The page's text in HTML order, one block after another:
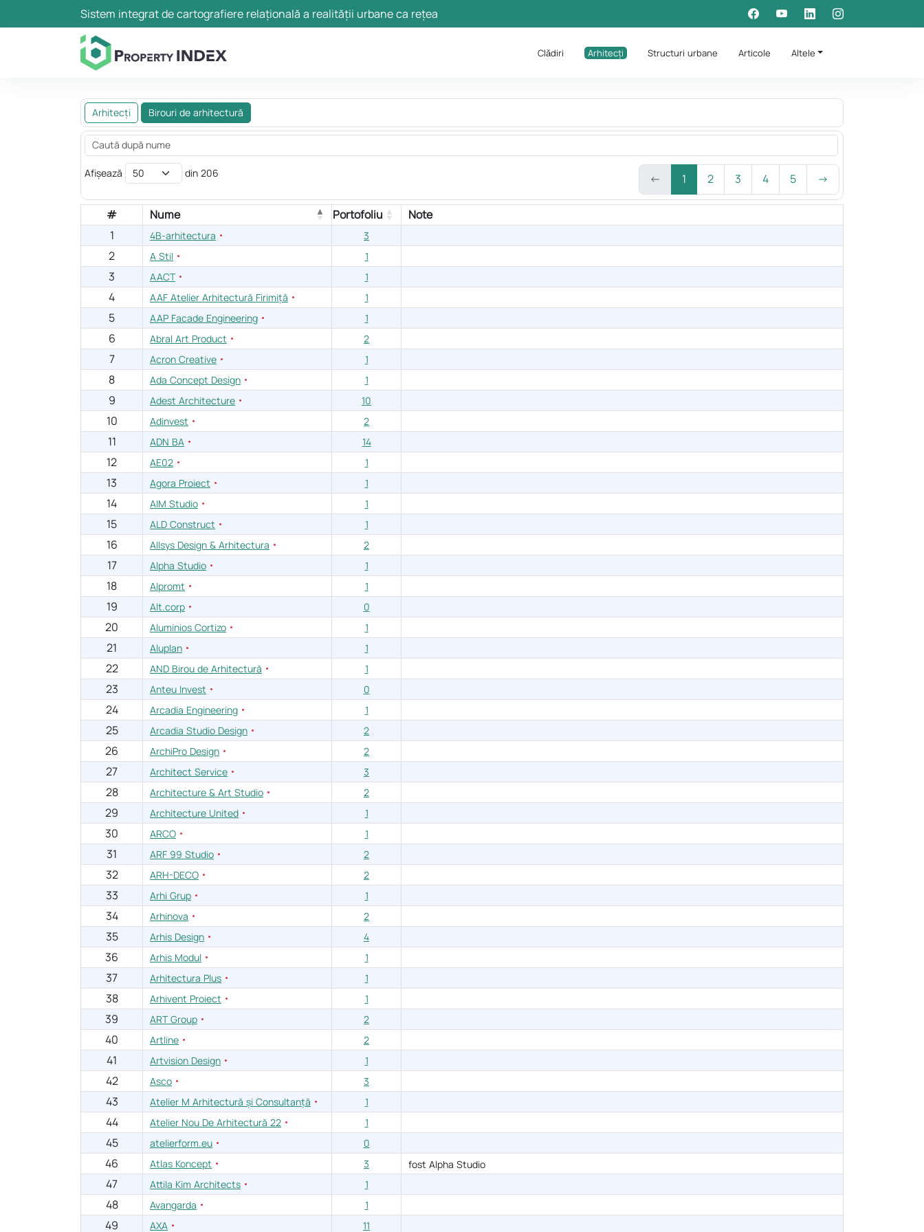
Sistem integrat de cartografiere relațională a realității urbane ca rețea
Clǎdiri Arhitecți Structuri urbane Articole Altele
Arhitecți Birouri de arhitectură
Afișează din 206 ← 1 2 3 4 5 →
# Nume Portofoliu
Note
1
4B-arhitectura 3
2 A Stil 1
3 AACT 1
4 AAF Atelier Arhitectură Firimiță 1
5 AAP Facade Engineering 1
6 Abral Art Product 2
7 Acron Creative 1
8 Ada Concept Design 1
9 Adest Architecture 10
10 Adinvest 2
11 ADN BA 14
12 AE02 1
13 Agora Proiect 1
14 AIM Studio 1
15 ALD Construct 1
16 Allsys Design & Arhitectura 2
17 Alpha Studio 1
18 Alpromt 1
19 Alt.corp 0
20 Aluminios Cortizo 1
21 Aluplan 1
22 AND Birou de Arhitectură 1
23 Anteu Invest 0
24 Arcadia Engineering 1
25 Arcadia Studio Design 2
26 ArchiPro Design 2
27 Architect Service 3
28 Architecture & Art Studio 2
29 Architecture United 1
30 ARCO 1
31 ARF 99 Studio 2
32 ARH-DECO 2
33 Arhi Grup 1
34 Arhinova 2
35 Arhis Design 4
36 Arhis Modul 1
37 Arhitectura Plus 1
38 Arhivent Proiect 1
39 ART Group 2
40 Artline 2
41 Artvision Design 1
42 Asco 3
43 Atelier M Arhitectură și Consultanță 1
44 Atelier Nou De Arhitectură 22 1
45 atelierform.eu 0
46 Atlas Koncept 3 fost Alpha Studio
47 Attila Kim Architects 1
48 Avangarda 1
49 AXA 11